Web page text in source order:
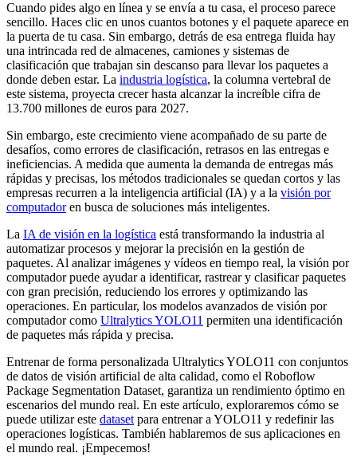
Cuando pides algo en línea y se envía a tu casa, el proceso parece
sencillo. Haces clic en unos cuantos botones y el paquete aparece en
la puerta de tu casa. Sin embargo, detrás de esa entrega fluida hay
una intrincada red de almacenes, camiones y sistemas de
clasificación que trabajan sin descanso para llevar los paquetes a
donde deben estar. La industria logística, la columna vertebral de
este sistema, proyecta crecer hasta alcanzar la increíble cifra de
13.700 millones de euros para 2027.
Sin embargo, este crecimiento viene acompañado de su parte de
desafíos, como errores de clasificación, retrasos en las entregas e
ineficiencias. A medida que aumenta la demanda de entregas más
rápidas y precisas, los métodos tradicionales se quedan cortos y las
empresas recurren a la inteligencia artificial (IA) y a la visión por
computadoren busca de soluciones más inteligentes.
La IA de visión en la logística está transformando la industria al
automatizar procesos y mejorar la precisión en la gestión de
paquetes. Al analizar imágenes y vídeos en tiempo real, la visión por
computador puede ayudar a identificar, rastrear y clasificar paquetes
con gran precisión, reduciendo los errores y optimizando las
operaciones. En particular, los modelos avanzados de visión por
computador como Ultralytics YOLO11 permiten una identificación
de paquetes más rápida y precisa.
Entrenar de forma personalizada Ultralytics YOLO11 con conjuntos
de datos de visión artificial de alta calidad, como el Roboflow
Package Segmentation Dataset, garantiza un rendimiento óptimo en
escenarios del mundo real. En este artículo, exploraremos cómo se
puede utilizar este dataset para entrenar a YOLO11 y redefinir las
operaciones logísticas. También hablaremos de sus aplicaciones en
el mundo real. ¡Empecemos!